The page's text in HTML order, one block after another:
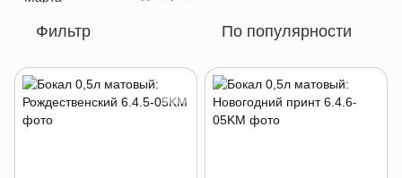
Фильтр По популярности